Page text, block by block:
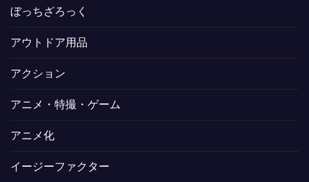
ぼっちざろっく
アウトドア用品
アクション
アニメ・特撮・ゲーム
アニメ化
イージーファクター